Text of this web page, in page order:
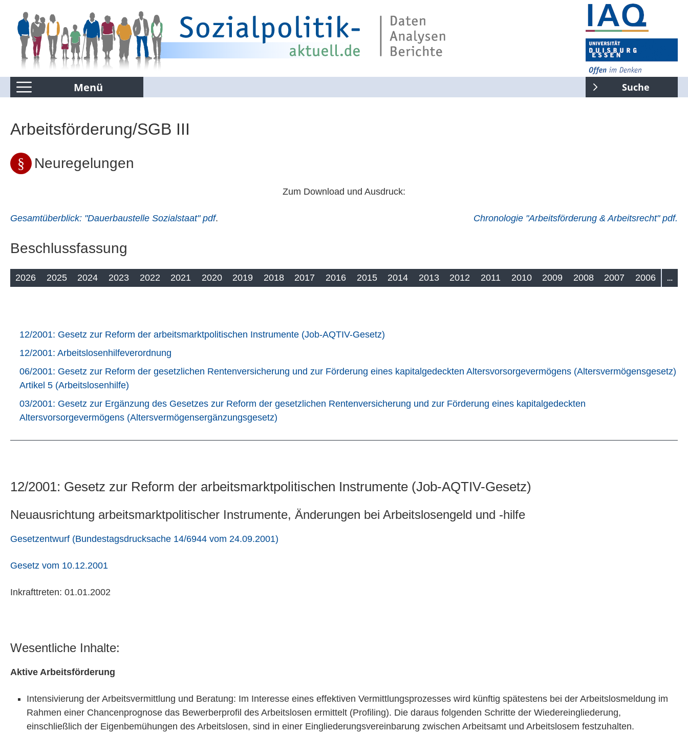
Menü Suche
Kommentierte Infografiken
Suchen nur in Kommentierte Infografiken
Arbeitsförderung/SGB III
Neuregelungen
Zum Download und Ausdruck:
Gesamtüberblick: "Dauerbaustelle Sozialstaat" pdf. Chronologie "Arbeitsförderung & Arbeitsrecht" pdf.
Beschlussfassung
2026 2025 2024 2023 2022 2021 2020 2019 2018 2017 2016 2015 2014 2013 2012 2011 2010 2009 2008 2007 2006 …
12/2001: Gesetz zur Reform der arbeitsmarktpolitischen Instrumente (Job-AQTIV-Gesetz)
12/2001: Arbeitslosenhilfeverordnung
06/2001: Gesetz zur Reform der gesetzlichen Rentenversicherung und zur Förderung eines kapitalgedeckten Altersvorsorgevermögens (Altersvermögensgesetz)
Artikel 5 (Arbeitslosenhilfe)
03/2001: Gesetz zur Ergänzung des Gesetzes zur Reform der gesetzlichen Rentenversicherung und zur Förderung eines kapitalgedeckten
Altersvorsorgevermögens (Altersvermögensergänzungsgesetz)
12/2001: Gesetz zur Reform der arbeitsmarktpolitischen Instrumente (Job-AQTIV-Gesetz)
Neuausrichtung arbeitsmarktpolitischer Instrumente, Änderungen bei Arbeitslosengeld und -hilfe
Gesetzentwurf (Bundestagsdrucksache 14/6944 vom 24.09.2001)
Gesetz vom 10.12.2001
Inkrafttreten: 01.01.2002
Wesentliche Inhalte:
Aktive Arbeitsförderung
Intensivierung der Arbeitsvermittlung und Beratung: Im Interesse eines effektiven Vermittlungsprozesses wird künftig spätestens bei der Arbeitslosmeldung im
Rahmen einer Chancenprognose das Bewerberprofil des Arbeitslosen ermittelt (Profiling). Die daraus folgenden Schritte der Wiedereingliederung,
einschließlich der Eigenbemühungen des Arbeitslosen, sind in einer Eingliederungsvereinbarung zwischen Arbeitsamt und Arbeitslosem festzuhalten.